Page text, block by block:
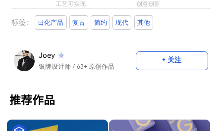
标签: 日化产品 复古 简约 现代 其他
Joey
银牌设计师 / 63+ 原创作品
+ 关注
推荐作品